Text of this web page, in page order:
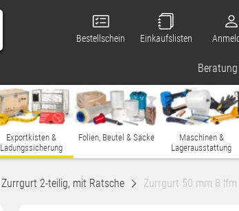
Bestellschein Einkaufslisten
Exportkisten &
Ladungssicherung
Folien, Beutel & Säcke
Maschinen &
Lagerausstattung
Zurrgurt 2-teilig, mit Ratsche Zurrgurt 50 mm 8 lfm